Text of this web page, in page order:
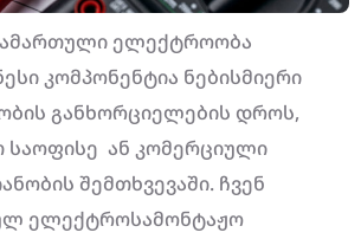
ელექტროობა
კომპონენტია ნებისმიერი
განხორციელების დროს,
საოფისე ან კომერციული
შემთხვევაში. ჩვენ
ელექტროსამონტაჟო